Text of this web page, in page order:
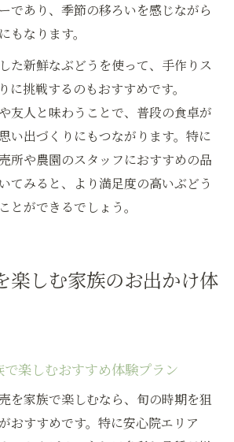
であり、季節の移ろいを感じながら
もなります。
た新鮮なぶどうを使って、手作りス
に挑戦するのもおすすめです。
友人と味わうことで、普段の食卓が
い出づくりにもつながります。特に
所や農園のスタッフにおすすめの品
てみると、より満足度の高いぶどう
とができるでしょう。
楽しむ家族のお出かけ体
楽しむおすすめ体験プラン
を家族で楽しむなら、旬の時期を狙
おすすめです。特に安心院エリア